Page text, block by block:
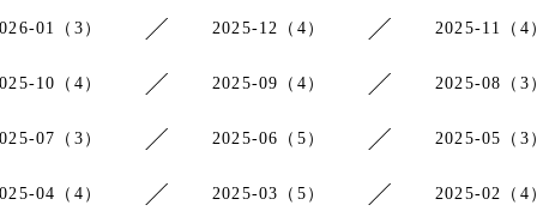
01（3） 2025-12（4） 2025-11（4
10（4） 2025-09（4） 2025-08（3
07（3） 2025-06（5） 2025-05（3
04（4） 2025-03（5） 2025-02（4